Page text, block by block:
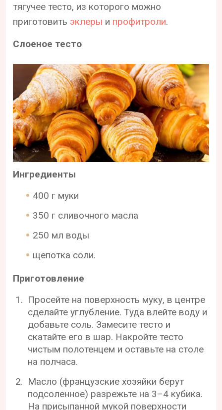
тягучее тесто, из которого можно
приготовить эклеры и профитроли.
Слоеное тесто
Ингредиенты
400 г муки
350 г сливочного масла
250 мл воды
щепотка соли.
Приготовление
Просейте на поверхность муку, в центре
сделайте углубление. Туда влейте воду и
добавьте соль. Замесите тесто и
скатайте его в шар. Накройте тесто
чистым полотенцем и оставьте на столе
на полчаса.
Масло (французские хозяйки берут
подсоленное) разрежьте на 3–4 кубика.
На присыпанной мукой поверхности